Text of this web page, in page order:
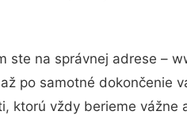
na správnej adrese –
po samotné dokončenie
ktorú vždy berieme vážne